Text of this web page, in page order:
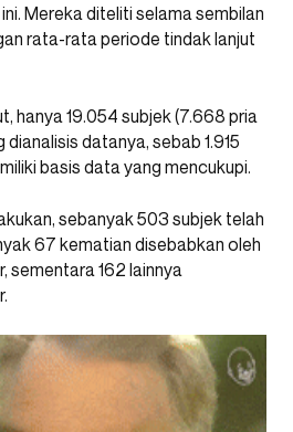
Mereka diteliti selama sembilan
rata-rata periode tindak lanjut
hanya 19.054 subjek (7.668 pria
dianalisis datanya, sebab 1.915
basis data yang mencukupi.
sebanyak 503 subjek telah
67 kematian disebabkan oleh
sementara 162 lainnya